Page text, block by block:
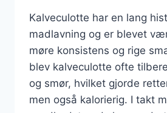
Kalveculotte har en lang
madlavning og er blevet
møre konsistens og rige
blev kalveculotte ofte
og smør, hvilket gjorde
men også kalorierig. I takt